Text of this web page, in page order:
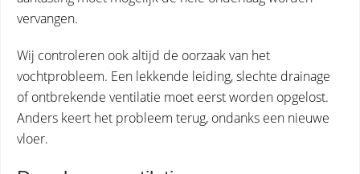
vervangen.
Wij controleren ook altijd de oorzaak van het
vochtprobleem. Een lekkende leiding, slechte drainage
of ontbrekende ventilatie moet eerst worden opgelost.
Anders keert het probleem terug, ondanks een nieuwe
vloer.